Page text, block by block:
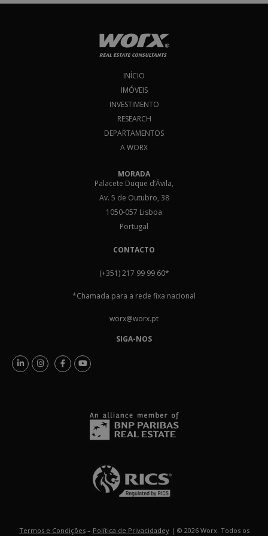
Eu concordo com osTermos & Condições
INÍCIO
IMÓVEIS
INVESTIMENTO
RESEARCH
DEPARTAMENTOS
A WORX
MORADA
Palacete Duque d’Ávila,
Av. 5 de Outubro, 38
1050-057 Lisboa
Portugal
CONTACTO
(+351) 217 99 99 60*
*Chamada para a rede fixa nacional
worx@worx.pt
SIGA-NOS
Termos e Condições– Política de Privacidadey| © 2026 Worx. Todos os